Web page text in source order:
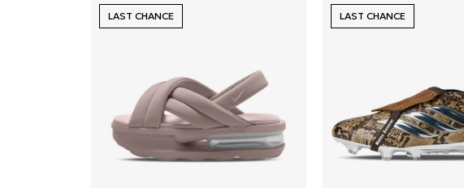
LAST CHANCE LAST CHANCE